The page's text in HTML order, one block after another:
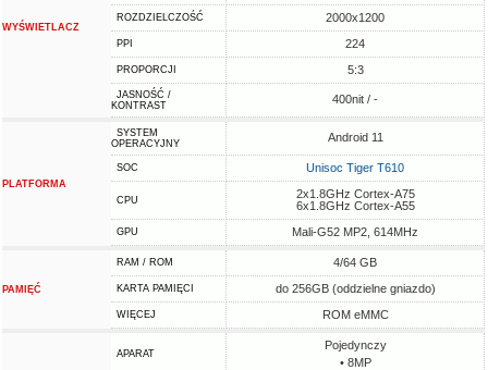
WYŚWIETLACZ
ROZDZIELCZOŚĆ 2000x1200
PPI 224
PROPORCJI 5:3
JASNOŚĆ /
KONTRAST
400nit / -
PLATFORMA
SYSTEM
OPERACYJNY
Android 11
SOC Unisoc Tiger T610
CPU
2x1.8GHz Cortex-A75
6x1.8GHz Cortex-A55
GPU Mali-G52 MP2, 614MHz
PAMIĘĆ
RAM / ROM 4/64 GB
KARTA PAMIĘCI do 256GB (oddzielne gniazdo)
WIĘCEJ ROM eMMC
APARAT
Pojedynczy
• 8MP